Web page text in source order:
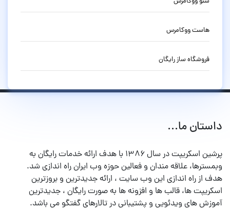
هاست ووکامرس
فروشگاه ساز رایگان
داستان ما...
پرشین اسکریپت در سال ۱۳۸۶ با هدف ارائه خدمات رایگان به
وبمسترها، علاقه مندان و فعالین حوزه وب ایران راه اندازی شد.
هدف از راه اندازی این وب سایت ، ارائه جدیدترین و بروزترین
اسکریپت ها، قالب ها و افزونه ها به صورت رایگان ، جدیدترین
آموزش های ویدئویی و پشتیبانی در تالارهای گفتگو می باشد.